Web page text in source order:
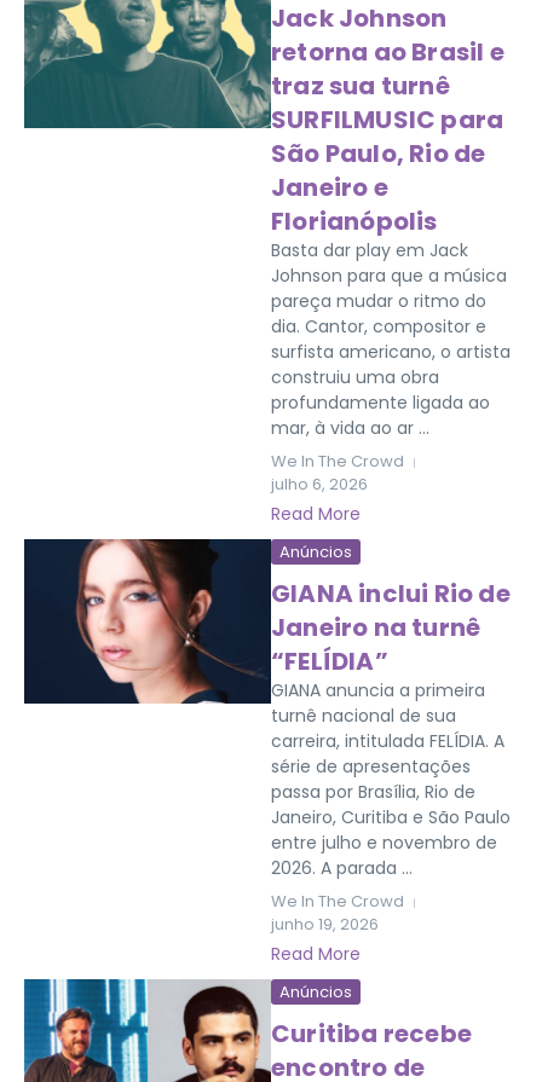
Jack Johnson
retorna ao Brasil e
traz sua turnê
SURFILMUSIC para
São Paulo, Rio de
Janeiro e
Florianópolis
Basta dar play em Jack
Johnson para que a música
pareça mudar o ritmo do
dia. Cantor, compositor e
surfista americano, o artista
construiu uma obra
profundamente ligada ao
mar, à vida ao ar ...
We In The Crowd
julho 6, 2026
Read More
Anúncios
GIANA inclui Rio de
Janeiro na turnê
“FELÍDIA”
GIANA anuncia a primeira
turnê nacional de sua
carreira, intitulada FELÍDIA. A
série de apresentações
passa por Brasília, Rio de
Janeiro, Curitiba e São Paulo
entre julho e novembro de
2026. A parada ...
We In The Crowd
junho 19, 2026
Read More
Anúncios
Curitiba recebe
encontro de